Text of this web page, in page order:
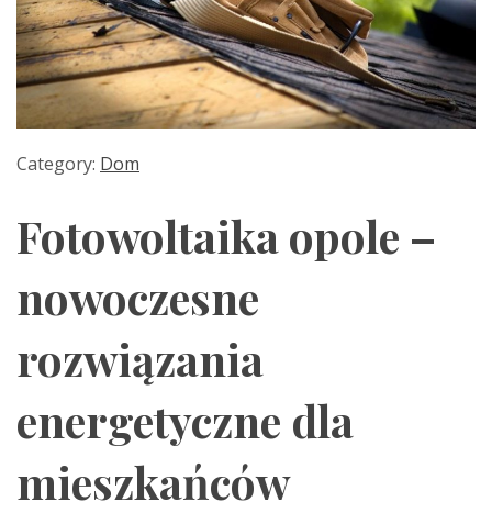
Category: Dom
Fotowoltaika opole –
nowoczesne
rozwiązania
energetyczne dla
mieszkańców